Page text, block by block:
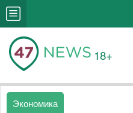
18+
Экономика